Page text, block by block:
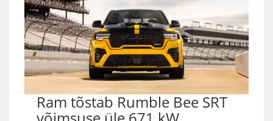
Ram tõstab Rumble Bee SRT